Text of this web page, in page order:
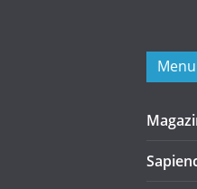
Menu